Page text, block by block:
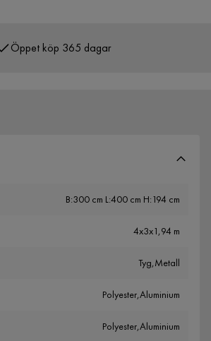
Över 400 000 nöjda kunder
B:300 cm L:400 cm H:194 cm
4x3x1,94 m
Tyg,Metall
Polyester,Aluminium
Polyester,Aluminium